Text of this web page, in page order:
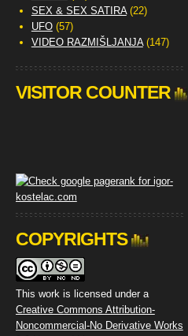
SEX & SEX SATIRA(22)
UFO(57)
VIDEO RAZMIŠLJANJA(147)
VISITOR COUNTER
COPYRIGHTS
This work is licensed under a
Creative Commons Attribution-
Noncommercial-No Derivative Works